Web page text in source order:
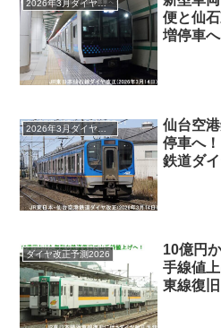
2026年3月ダイヤ改正
便と仙
増停車
2026年3月ダイヤ改正
仙台空
停車へ
鉄道ダ
ダイヤ改正予測2026
10億円
手線値
東線復